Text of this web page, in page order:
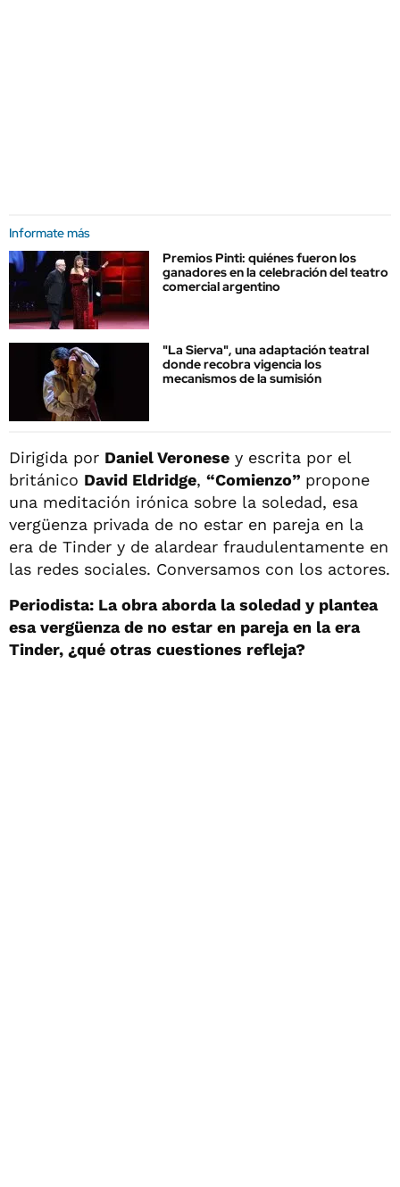
Informate más
Premios Pinti: quiénes fueron los
ganadores en la celebración del teatro
comercial argentino
"La Sierva", una adaptación teatral
donde recobra vigencia los
mecanismos de la sumisión
Dirigida por Daniel Veronese y escrita por el
británico David Eldridge, “Comienzo” propone
una meditación irónica sobre la soledad, esa
vergüenza privada de no estar en pareja en la
era de Tinder y de alardear fraudulentamente en
las redes sociales. Conversamos con los actores.
Periodista: La obra aborda la soledad y plantea
esa vergüenza de no estar en pareja en la era
Tinder, ¿qué otras cuestiones refleja?